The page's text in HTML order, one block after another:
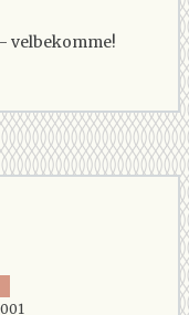
velbekomme!